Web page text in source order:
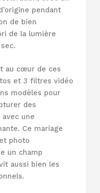
pendant
de bien
de la lumière
au cœur de ces
et 3 filtres vidéo
modèles pour
des
une
Ce mariage
photo
un champ
aussi bien les